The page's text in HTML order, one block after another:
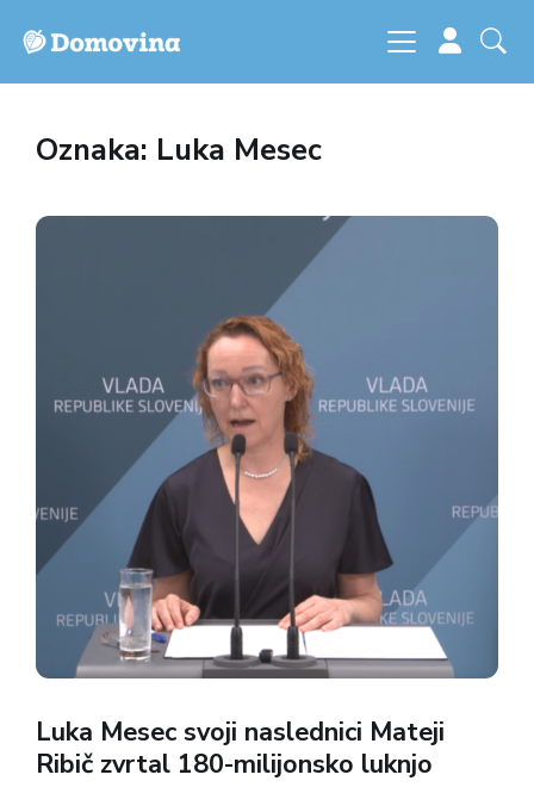
Oznaka: Luka Mesec
Luka Mesec svoji naslednici Mateji
Ribič zvrtal 180-milijonsko luknjo